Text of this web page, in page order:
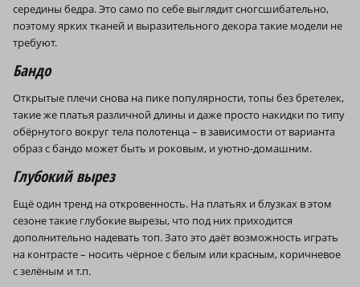
середины бедра. Это само по себе выглядит сногсшибательно,
поэтому ярких тканей и выразительного декора такие модели не
требуют.
Бандо
Открытые плечи снова на пике популярности, топы без бретелек,
такие же платья различной длины и даже просто накидки по типу
обёрнутого вокруг тела полотенца – в зависимости от варианта
образ с бандо может быть и роковым, и уютно-домашним.
Глубокий вырез
Ещё один тренд на откровенность. На платьях и блузках в этом
сезоне такие глубокие вырезы, что под них приходится
дополнительно надевать топ. Зато это даёт возможность играть
на контрасте – носить чёрное с белым или красным, коричневое
с зелёным и т.п.